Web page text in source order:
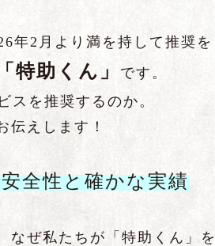
年2月より満を持して推奨を
「特助くん」
です。
スを推奨するのか。
伝えします！
全性と確かな実績
なぜ私たちが「特助くん」を